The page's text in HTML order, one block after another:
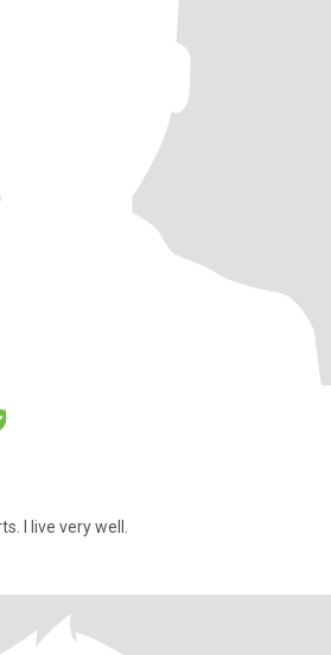
I like to travel. I like the arts. I live very well.